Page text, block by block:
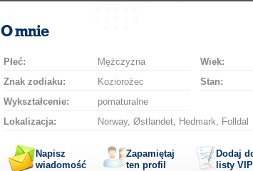
O mnie
Płeć: Mężczyzna Wiek:
Znak zodiaku:
Koziorożec Stan:
Wykształcenie:
pomaturalne
Lokalizacja:
Norway, Østlandet, Hedmark, Folldal
Napisz
wiadomość
Zapamiętaj
ten profil
Dodaj
listy VIP